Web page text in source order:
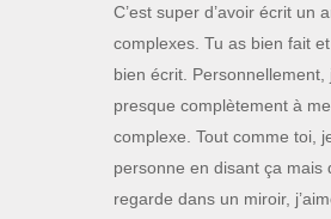
C’est super d’avoir écrit un
complexes. Tu as bien fait
bien écrit. Personnellement,
presque complètement à
complexe. Tout comme toi,
personne en disant ça mais
regarde dans un miroir,